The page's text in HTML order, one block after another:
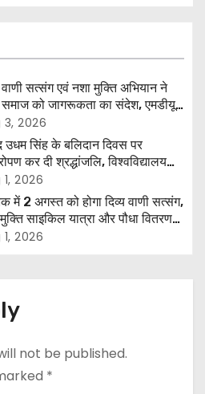
वाणी सत्संग एवं नशा मुक्ति अभियान ने
समाज को जागरूकता का संदेश, एमडीयू
में हजारों लोगों ने लिया संकल्प
3, 2026
उधम सिंह के बलिदान दिवस पर
कर दी श्रद्धांजलि, विश्वविद्यालय
अवकाश बहाल करने की उठी
2026
में 2 अगस्त को होगा दिव्य वाणी सत्संग,
साइकिल यात्रा और पौधा वितरण
2026
not be published.
*